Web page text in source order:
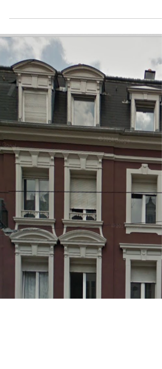
1 déc. 2008 1 min de lecture
Trax vote pour radio WNE
Radiowne.org dans Trax !!! Il n’est plus temps de
courir acheter le bon magazine Trax N°120 du mois
décembre 2008, mais signalons que...